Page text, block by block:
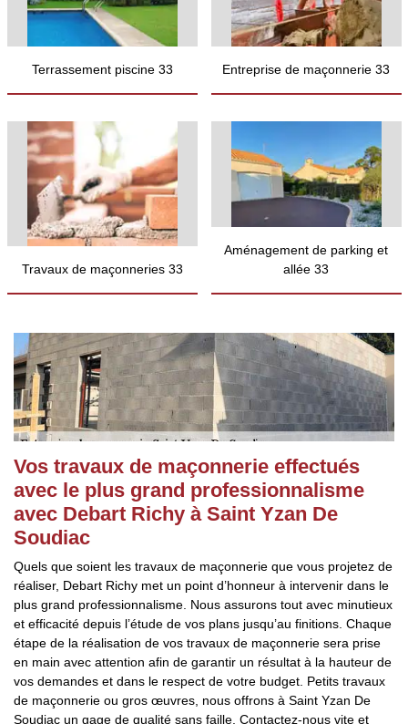
Terrassement piscine 33 Entreprise de maçonnerie 33
Travaux de maçonneries 33
Aménagement de parking et
allée 33
Vos travaux de maçonnerie effectués
avec le plus grand professionnalisme
avec Debart Richy à Saint Yzan De
Soudiac
Quels que soient les travaux de maçonnerie que vous projetez de
réaliser, Debart Richy met un point d’honneur à intervenir dans le
plus grand professionnalisme. Nous assurons tout avec minutieux
et efficacité depuis l’étude de vos plans jusqu’au finitions. Chaque
étape de la réalisation de vos travaux de maçonnerie sera prise
en main avec attention afin de garantir un résultat à la hauteur de
vos demandes et dans le respect de votre budget. Petits travaux
de maçonnerie ou gros œuvres, nous offrons à Saint Yzan De
Soudiac un gage de qualité sans faille. Contactez-nous vite et